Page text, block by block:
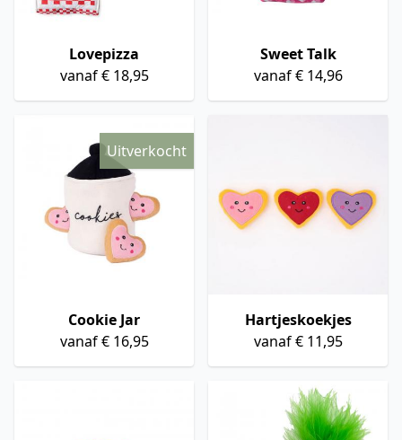
Lovepizza
vanaf € 18,95
Sweet Talk
vanaf € 14,96
Cookie Jar
vanaf € 16,95
Uitverkocht
Hartjeskoekjes
vanaf € 11,95